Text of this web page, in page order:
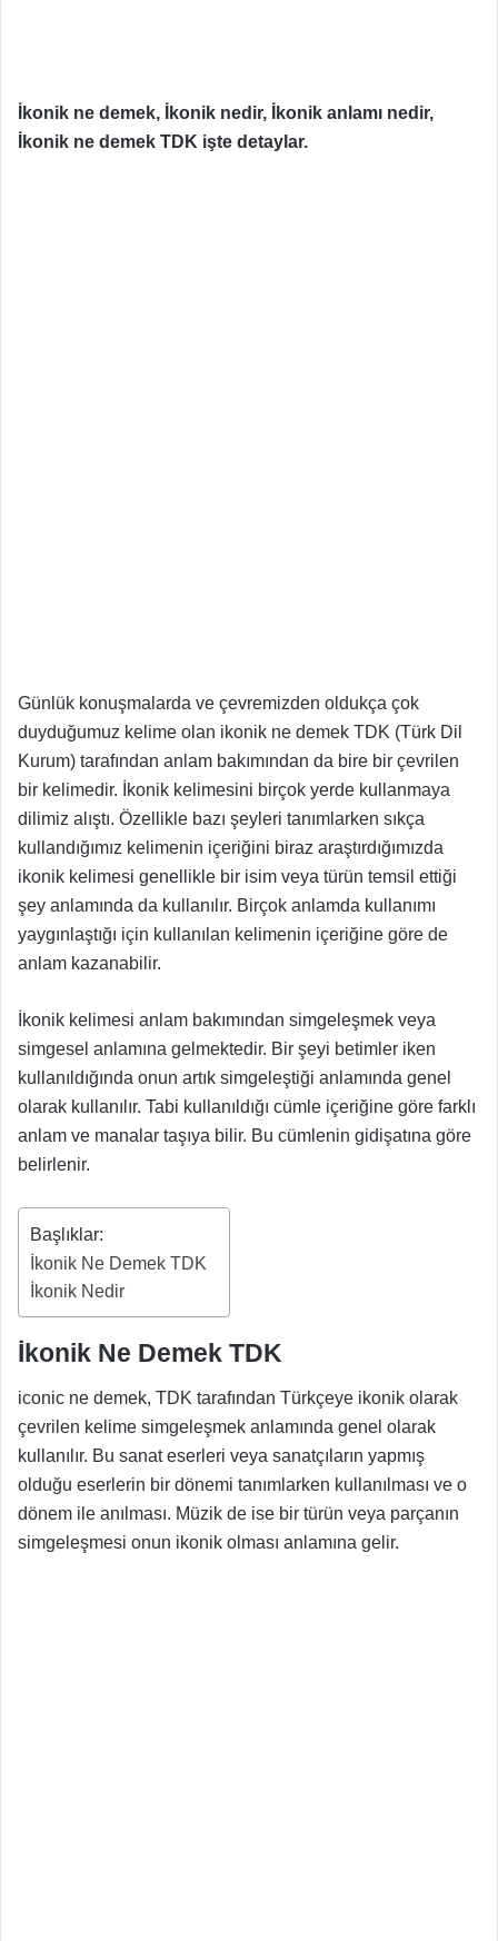
İkonik ne demek, İkonik nedir, İkonik anlamı nedir,
İkonik ne demek TDK işte detaylar.
Günlük konuşmalarda ve çevremizden oldukça çok
duyduğumuz kelime olan ikonik ne demek TDK (Türk Dil
Kurum) tarafından anlam bakımından da bire bir çevrilen
bir kelimedir. İkonik kelimesini birçok yerde kullanmaya
dilimiz alıştı. Özellikle bazı şeyleri tanımlarken sıkça
kullandığımız kelimenin içeriğini biraz araştırdığımızda
ikonik kelimesi genellikle bir isim veya türün temsil ettiği
şey anlamında da kullanılır. Birçok anlamda kullanımı
yaygınlaştığı için kullanılan kelimenin içeriğine göre de
anlam kazanabilir.
İkonik kelimesi anlam bakımından simgeleşmek veya
simgesel anlamına gelmektedir. Bir şeyi betimler iken
kullanıldığında onun artık simgeleştiği anlamında genel
olarak kullanılır. Tabi kullanıldığı cümle içeriğine göre farklı
anlam ve manalar taşıya bilir. Bu cümlenin gidişatına göre
belirlenir.
Başlıklar:
İkonik Ne Demek TDK
İkonik Nedir
İkonik Ne Demek TDK
iconic ne demek, TDK tarafından Türkçeye ikonik olarak
çevrilen kelime simgeleşmek anlamında genel olarak
kullanılır. Bu sanat eserleri veya sanatçıların yapmış
olduğu eserlerin bir dönemi tanımlarken kullanılması ve o
dönem ile anılması. Müzik de ise bir türün veya parçanın
simgeleşmesi onun ikonik olması anlamına gelir.